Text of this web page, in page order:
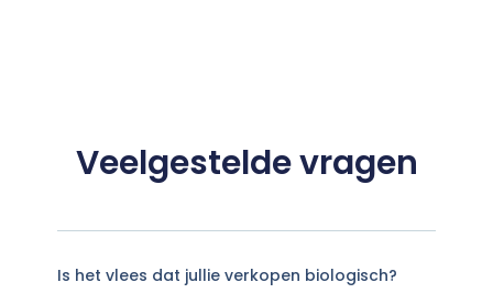
Veelgestelde vragen
Is het vlees dat jullie verkopen biologisch?